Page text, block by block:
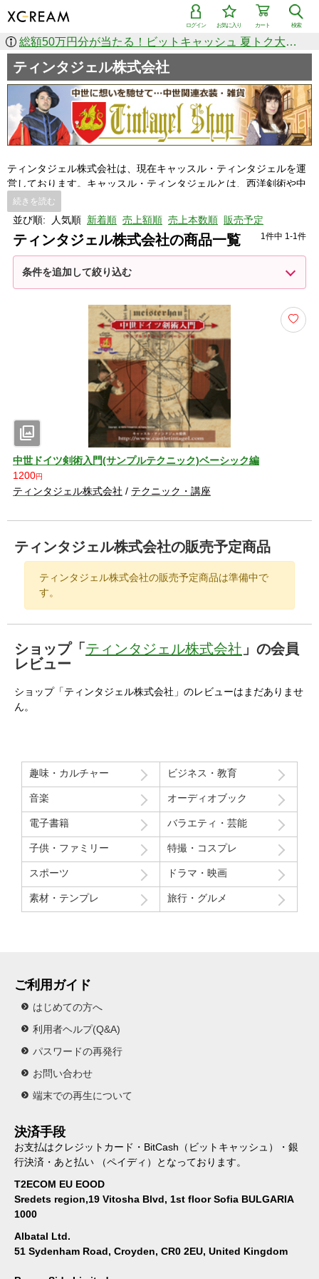
検索
カート
お気に入り
ログイン
総額50万円分が当たる！ビットキャッシュ 夏トク大感謝祭
ティンタジェル株式会社
続きを読む
ティンタジェル株式会社は、現在キャッスル・ティンタジェルを運
営しております。キャッスル・ティンタジェルとは、西洋剣術や中
世ヨーロッパ文化を発信・運営し、 様々なイベントスペースを提供
するティンタジェル株式会社の業務形態のひとつです。様々な中世
ヨーロッパ文化の交流を通して、日本人の心をより豊かにさせ、 キ
ャッスル・ティンタジェルと共に双方発展していくことを目標と
し、 基本理念としております。
Tel 080-3690-8657
Mail(日本語対応) ykasai@castletintagel.com
Mail(英語対応) jnoyes@castletintagel.com
並び順: 人気順 新着順 売上額順 売上本数順 販売予定
ティンタジェル株式会社の商品一覧 1件中 1-1件
条件を追加して絞り込む
photo_library
中世ドイツ剣術入門(サンプルテクニック)ベーシック編
1200円
ティンタジェル株式会社 / テクニック・講座
ティンタジェル株式会社の販売予定商品
ティンタジェル株式会社の販売予定商品は準備中で
す。
ショップ「ティンタジェル株式会社 」の会員
レビュー
ショップ「ティンタジェル株式会社」のレビューはまだありませ
ん。
趣味・カルチャー ビジネス・教育
音楽 オーディオブック
電子書籍 バラエティ・芸能
子供・ファミリー 特撮・コスプレ
スポーツ ドラマ・映画
素材・テンプレ 旅行・グルメ
ご利用ガイド
はじめての方へ
利用者ヘルプ(Q&A)
パスワードの再発行
お問い合わせ
端末での再生について
決済手段
お支払はクレジットカード・BitCash（ビットキャッシュ）・銀
行決済・あと払い （ペイディ）となっております。
T2ECOM EU EOOD
Sredets region,19 Vitosha Blvd, 1st floor Sofia BULGARIA
1000
Albatal Ltd.
51 Sydenham Road, Croyden, CR0 2EU, United Kingdom